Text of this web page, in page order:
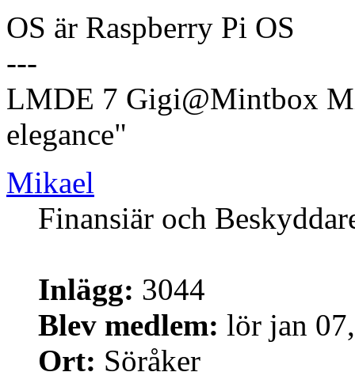
OS är Raspberry Pi OS
---
LMDE 7 Gigi@Mintbox
elegance"
Mikael
Finansiär och
Inlägg: 3044
Blev medlem: lör jan
Ort: Söråker